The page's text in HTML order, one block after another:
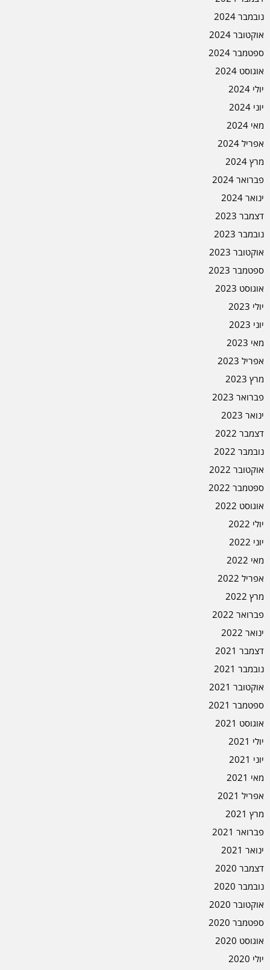
נובמבר 2024
אוקטובר 2024
ספטמבר 2024
אוגוסט 2024
יולי 2024
יוני 2024
מאי 2024
אפריל 2024
מרץ 2024
פברואר 2024
ינואר 2024
דצמבר 2023
נובמבר 2023
אוקטובר 2023
ספטמבר 2023
אוגוסט 2023
יולי 2023
יוני 2023
מאי 2023
אפריל 2023
מרץ 2023
פברואר 2023
ינואר 2023
דצמבר 2022
נובמבר 2022
אוקטובר 2022
ספטמבר 2022
אוגוסט 2022
יולי 2022
יוני 2022
מאי 2022
אפריל 2022
מרץ 2022
פברואר 2022
ינואר 2022
דצמבר 2021
נובמבר 2021
אוקטובר 2021
ספטמבר 2021
אוגוסט 2021
יולי 2021
יוני 2021
מאי 2021
אפריל 2021
מרץ 2021
פברואר 2021
ינואר 2021
דצמבר 2020
נובמבר 2020
אוקטובר 2020
ספטמבר 2020
אוגוסט 2020
יולי 2020